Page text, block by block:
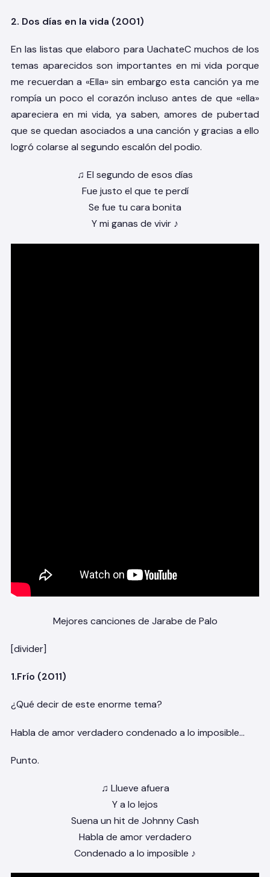
2. Dos días en la vida (2001)
En las listas que elaboro para UachateC muchos de los
temas aparecidos son importantes en mi vida porque
me recuerdan a «Ella» sin embargo esta canción ya me
rompía un poco el corazón incluso antes de que «ella»
apareciera en mi vida, ya saben, amores de pubertad
que se quedan asociados a una canción y gracias a ello
logró colarse al segundo escalón del podio.
♫ El segundo de esos días
Fue justo el que te perdí
Se fue tu cara bonita
Y mi ganas de vivir ♪
Mejores canciones de Jarabe de Palo
[divider]
1.Frío (2011)
¿Qué decir de este enorme tema?
Habla de amor verdadero condenado a lo imposible…
Punto.
♫ Llueve afuera
Y a lo lejos
Suena un hit de Johnny Cash
Habla de amor verdadero
Condenado a lo imposible ♪